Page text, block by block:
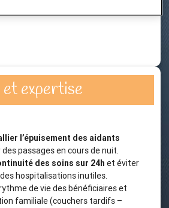
expertise
l’épuisement des aidants
des passages en cours de nuit.
des soins sur 24h et éviter
hospitalisations inutiles.
de vie des bénéficiaires et
familiale (couchers tardifs –